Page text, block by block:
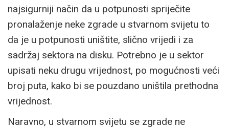
najsigurniji način da u potpunosti spriječite
pronalaženje neke zgrade u stvarnom svijetu to
da je u potpunosti uništite, slično vrijedi i za
sadržaj sektora na disku. Potrebno je u sektor
upisati neku drugu vrijednost, po mogućnosti veći
broj puta, kako bi se pouzdano uništila prethodna
vrijednost.
Naravno, u stvarnom svijetu se zgrade ne